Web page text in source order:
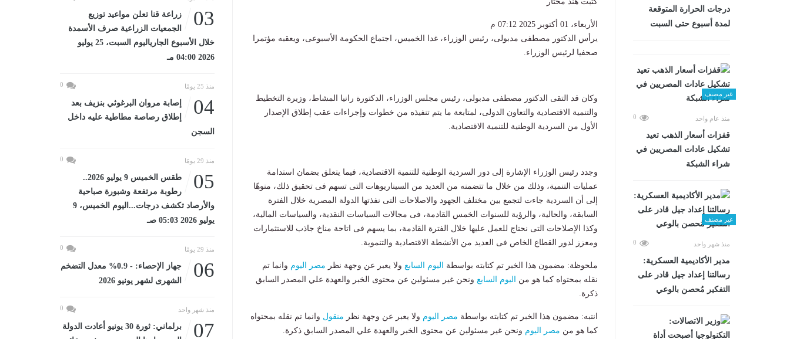
درجات الحرارة المتوقعة
لمدة أسبوع حتى السبت
غير مصنف
منذ عام واحد 0
قفزات أسعار الذهب تعيد
تشكيل عادات المصريين في
شراء الشبكة
غير مصنف
منذ شهر واحد 0
مدير الأكاديمية العسكرية:
رسالتنا إعداد جيل قادر على
التفكير مُحصن بالوعي
الأربعاء، 01 أكتوبر 2025 07:12 م
يرأس الدكتور مصطفى مدبولى، رئيس الوزراء، غدا الخميس، اجتماع الحكومة الأسبوعى، ويعقبه مؤتمرا
صحفيا لرئيس الوزراء.
وكان قد التقى الدكتور مصطفى مدبولى، رئيس مجلس الوزراء، الدكتورة رانيا المشاط، وزيرة التخطيط
والتنمية الاقتصادية والتعاون الدولى، لمتابعة ما يتم تنفيذه من خطوات وإجراءات عقب إطلاق الإصدار
الأول من السردية الوطنية للتنمية الاقتصادية.
وجدد رئيس الوزراء الإشارة إلى دور السردية الوطنية للتنمية الاقتصادية، فيما يتعلق بضمان استدامة
عمليات التنمية، وذلك من خلال ما تتضمنه من العديد من السيناريوهات التى تسهم فى تحقيق ذلك، منوهًا
إلى أن السردية جاءت لتجمع بين مختلف الجهود والاصلاحات التى نفذتها الدولة المصرية خلال الفترة
السابقة، والحالية، والرؤية للسنوات الخمس القادمة، فى مجالات السياسات النقدية، والسياسات المالية،
وكذا الإصلاحات التى نحتاج للعمل عليها خلال الفترة القادمة، بما يسهم فى اتاحة مناخ جاذب للاستثمارات
ومعزز لدور القطاع الخاص فى العديد من الأنشطة الاقتصادية والتنموية.
ملحوظة: مضمون هذا الخبر تم كتابته بواسطة اليوم السابع ولا يعبر عن وجهة نظر مصر اليوم وانما تم
نقله بمحتواه كما هو من
اليوم السابع ونحن غير مسئولين عن محتوى الخبر والعهدة علي المصدر السابق
ذكرة.
انتبه: مضمون هذا الخبر تم كتابته بواسطة مصر اليوم ولا يعبر عن وجهة نظر منقول وانما تم نقله بمحتواه
كما هو من مصر اليوم ونحن غير مسئولين عن محتوى الخبر والعهدة علي المصدر السابق ذكرة.
03
زراعة قنا تعلن مواعيد توزيع
الجمعيات الزراعية صرف الأسمدة
خلال الأسبوع الجارياليوم السبت، 25 يوليو
2026 04:00 مـ
منذ 25 يومًا 0
04
إصابة مروان البرغوثي بنزيف بعد
إطلاق رصاصة مطاطية عليه داخل
السجن
منذ 29 يومًا 0
05
طقس الخميس 9 يوليو 2026..
رطوبة مرتفعة وشبورة صباحية
والأرصاد تكشف درجات...اليوم الخميس، 9
يوليو 2026 05:03 صـ
منذ 29 يومًا 0
06
جهاز الإحصاء: - 0.9% معدل التضخم
الشهرى لشهر يونيو 2026
منذ شهر واحد 0
07
برلماني: ثورة 30 يونيو أعادت الدولة